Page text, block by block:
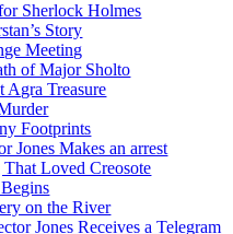
Sherlock Holmes
Story
Meeting
of Major Sholto
Treasure
Footprints
Jones Makes an arrest
Loved Creosote
on the River
Jones Receives a Telegram